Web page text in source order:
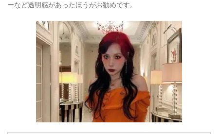
ーなど透明感があったほうがお勧めです。